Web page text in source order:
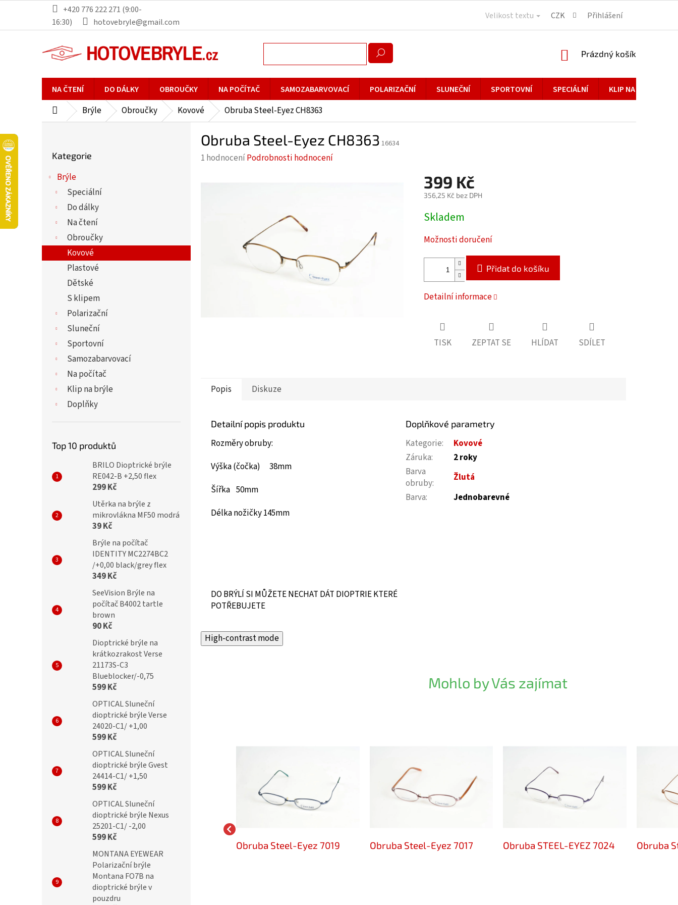
obsah
+420 776 222 271 (9:00-
16:30)
hotovebryle@gmail.com
Velikost textu CZK Přihlášení
NÁKUPNÍ
Prázdný košík
NA ČTENÍ DO DÁLKY OBROUČKY NA POČÍTAČ SAMOZABARVOVACÍ POLARIZAČNÍ SLUNEČNÍ SPORTOVNÍ SPECIÁLNÍ KLIP NA BRÝLE
DomůBrýle Obroučky Kovové Obruba Steel-Eyez CH8363
kategorie
Kategorie
Brýle
Speciální
Do dálky
Na čtení
Obroučky
Kovové
Plastové
Dětské
S klipem
Polarizační
Sluneční
Sportovní
Samozabarvovací
Na počítač
Klip na brýle
Doplňky
Top 10 produktů
BRILO Dioptrické brýle
RE042-B +2,50 flex
299 Kč
Utěrka na brýle z
mikrovlákna MF50 modrá
39 Kč
Brýle na počítač
IDENTITY MC2274BC2
/+0,00 black/grey flex
349 Kč
SeeVision Brýle na
počítač B4002 tartle
brown
90 Kč
Dioptrické brýle na
krátkozrakost Verse
21173S-C3
Blueblocker/-0,75
599 Kč
OPTICAL Sluneční
dioptrické brýle Verse
24020-C1/ +1,00
599 Kč
OPTICAL Sluneční
dioptrické brýle Gvest
24414-C1/ +1,50
599 Kč
OPTICAL Sluneční
dioptrické brýle Nexus
25201-C1/ -2,00
599 Kč
MONTANA EYEWEAR
Polarizační brýle
Montana FO7B na
dioptrické brýle v
pouzdru
Obruba Steel-Eyez CH8363 16634
Průměrné
1 hodnoceníPodrobnosti hodnocení
399 Kč
356,25 Kč bez DPH
Měrná
cena:
Skladem
Možnosti doručení
Přidat do košíku
Detailní informace
TISK ZEPTAT SE HLÍDAT SDÍLET
Popis Diskuze
Detailní popis produktu
Rozměry obruby:
Výška (čočka) 38mm
Šířka 50mm
Délka nožičky 145mm
DO BRÝLÍ SI MŮŽETE NECHAT DÁT DIOPTRIE KTERÉ
POTŘEBUJETE
Doplňkové parametry
Kategorie:
Kovové
Záruka:
2 roky
Barva
obruby:
Žlutá
Barva: Jednobarevné
High-contrast mode
Mohlo by Vás zajímat
Obruba Steel-Eyez 7019 Obruba Steel-Eyez 7017 Obruba STEEL-EYEZ 7024 Obruba